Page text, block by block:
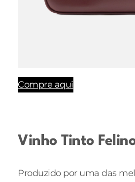
Compre aqui
Vinho Tinto
Produzido por uma das